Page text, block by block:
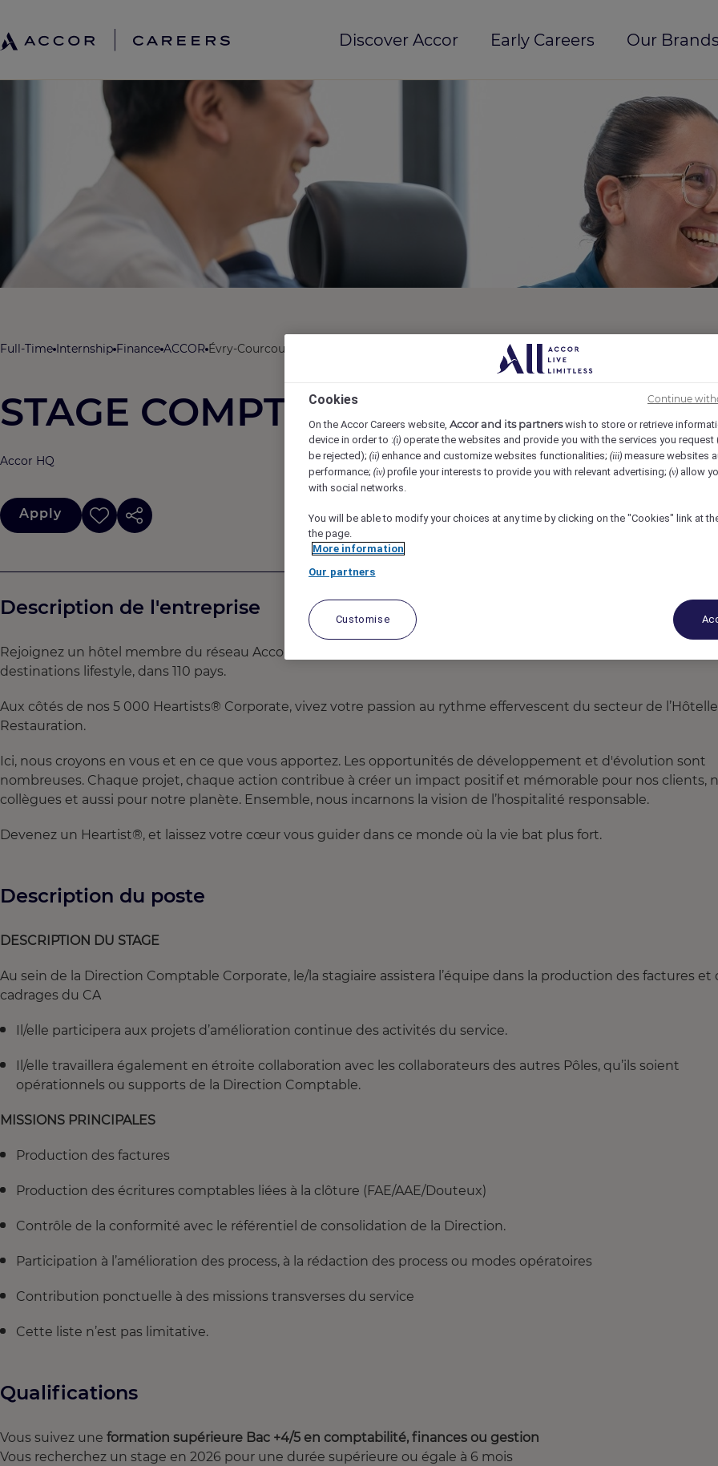
Discover Accor Early Careers Our
Full-Time Internship Finance ACCOR Évry-Courcouronnes, France
STAGE COMPTABILITE CLIENTS
Accor HQ
Apply
Description de l'entreprise
Rejoignez un hôtel membre du réseau Accor, dont le groupe réunit plus de 5 500 hôtels, 10 000 restaurants et
destinations lifestyle, dans 110 pays.
Aux côtés de nos 5 000 Heartists® Corporate, vivez votre passion au rythme effervescent du secteur de
Restauration.
Ici, nous croyons en vous et en ce que vous apportez. Les opportunités de développement et d'évolution sont
nombreuses. Chaque projet, chaque action contribue à créer un impact positif et mémorable pour nos clients,
collègues et aussi pour notre planète. Ensemble, nous incarnons la vision de l’hospitalité responsable.
Devenez un Heartist®, et laissez votre cœur vous guider dans ce monde où la vie bat plus fort.
Description du poste
DESCRIPTION DU STAGE
Au sein de la Direction Comptable Corporate, le/la stagiaire assistera l’équipe dans la production des factures et
cadrages du CA
Il/elle participera aux projets d’amélioration continue des activités du service.
Il/elle travaillera également en étroite collaboration avec les collaborateurs des autres Pôles, qu’ils soient
opérationnels ou supports de la Direction Comptable.
MISSIONS PRINCIPALES
Production des factures
Production des écritures comptables liées à la clôture (FAE/AAE/Douteux)
Contrôle de la conformité avec le référentiel de consolidation de la Direction.
Participation à l’amélioration des process, à la rédaction des process ou modes opératoires
Contribution ponctuelle à des missions transverses du service
Cette liste n’est pas limitative.
Qualifications
Vous suivez une formation supérieure Bac +4/5 en comptabilité, finances ou gestion
Vous recherchez un stage en 2026 pour une durée supérieure ou égale à 6 mois
Cookies
On the Accor Careers website, Accor and its partnerswish to store or retrieve
device in order to :(i) operate the websites and provide you with the services you request
be rejected); (ii) enhance and customize websites functionalities; (iii) measure websites
performance; (iv) profile your interests to provide you with relevant advertising; (v) allow
with social networks.
You will be able to modify your choices at any time by clicking on the "Cookies" link at
the page.
More information
Our partners
Customise
Continue